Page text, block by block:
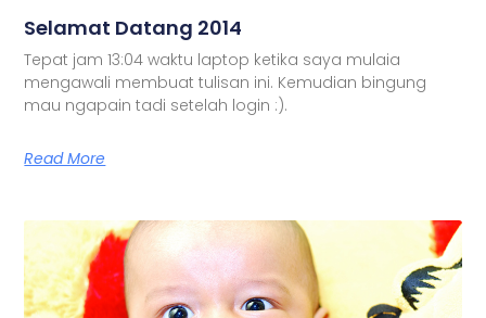
Selamat Datang 2014
Tepat jam 13:04 waktu laptop ketika saya mulaia
mengawali membuat tulisan ini. Kemudian bingung
mau ngapain tadi setelah login :).
Read More